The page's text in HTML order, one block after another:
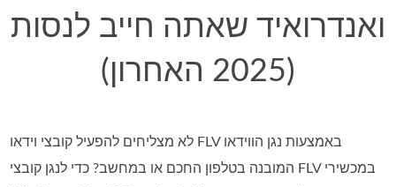
ואנדרואיד שאתה חייב לנסות
(2025 האחרון)
לא מצליחים להפעיל קובצי וידאו FLV באמצעות נגן הווידאו
המובנה בטלפון החכם או במחשב? כדי לנגן קובצי FLV במכשירי